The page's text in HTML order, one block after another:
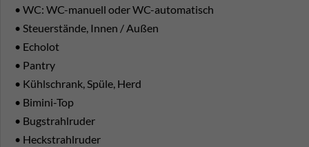
• WC: WC-manuell oder WC-automatisch
• Steuerstände, Innen / Außen
• Echolot
• Pantry
• Kühlschrank, Spüle, Herd
• Bimini-Top
• Bugstrahlruder
• Heckstrahlruder